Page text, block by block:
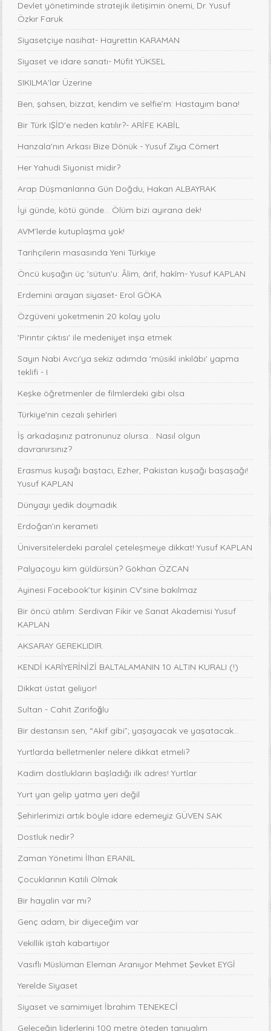
Devlet yönetiminde stratejik iletişimin önemi, Dr. Yusuf
Özkır Faruk
Siyasetçiye nasihat- Hayrettin KARAMAN
Siyaset ve idare sanatı- Müfit YÜKSEL
SIKILMA'lar Üzerine
Ben, şahsen, bizzat, kendim ve selfie’m: Hastayım bana!
Bir Türk IŞİD'e neden katılır?- ARİFE KABİL
Hanzala'nın Arkası Bize Dönük - Yusuf Ziya Cömert
Her Yahudi Siyonist midir?
Arap Düşmanlarına Gün Doğdu, Hakan ALBAYRAK
İyi günde, kötü günde... Ölüm bizi ayırana dek!
AVM’lerde kutuplaşma yok!
Tarihçilerin masasında Yeni Türkiye
Öncü kuşağın üç 'sütun'u: Âlim, ârif, hakîm- Yusuf KAPLAN
Erdemini arayan siyaset- Erol GÖKA
Özgüveni yoketmenin 20 kolay yolu
'Pirıntır çıktısı' ile medeniyet inşa etmek
Sayın Nabi Avcı'ya sekiz adımda 'mûsikî inkılâbı' yapma
teklifi - I
Keşke öğretmenler de filmlerdeki gibi olsa
Türkiye'nin cezalı şehirleri
İş arkadaşınız patronunuz olursa… Nasıl olgun
davranırsınız?
Erasmus kuşağı baştacı, Ezher, Pakistan kuşağı başaşağı!
Yusuf KAPLAN
Dünyayı yedik doymadık
Erdoğan’ın kerameti
Üniversitelerdeki paralel çeteleşmeye dikkat! Yusuf KAPLAN
Palyaçoyu kim güldürsün? Gökhan ÖZCAN
Ayinesi Facebook’tur kişinin CV’sine bakılmaz
Bir öncü atılım: Serdivan Fikir ve Sanat Akademisi Yusuf
KAPLAN
AKSARAY GEREKLIDIR.
KENDİ KARİYERİNİZİ BALTALAMANIN 10 ALTIN KURALI (!)
Dikkat üstat geliyor!
Sultan - Cahit Zarifoğlu
Bir destansın sen, “Akif gibi”; yaşayacak ve yaşatacak...
Yurtlarda belletmenler nelere dikkat etmeli?
Kadim dostlukların başladığı ilk adres! Yurtlar
Yurt yan gelip yatma yeri değil
Şehirlerimizi artık böyle idare edemeyiz GÜVEN SAK
Dostluk nedir?
Zaman Yönetimi İlhan ERANIL
Çocuklarının Katili Olmak
Bir hayalin var mı?
Genç adam, bir diyeceğim var
Vekillik iştah kabartıyor
Vasıflı Müslüman Eleman Aranıyor Mehmet Şevket EYGİ
Yerelde Siyaset
Siyaset ve samimiyet İbrahim TENEKECİ
Geleceğin liderlerini 100 metre öteden tanıyalım